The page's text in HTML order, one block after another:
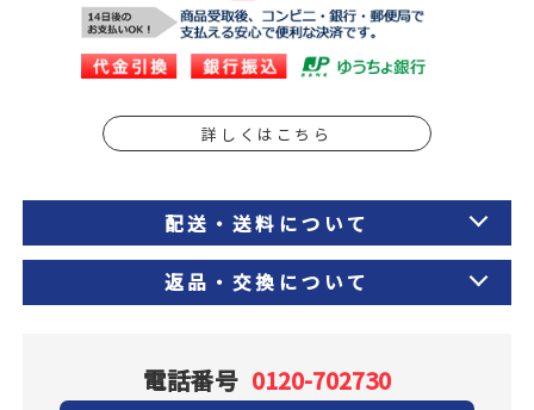
詳しくはこちら
配送・送料について
返品・交換について
電話番号 0120-702730